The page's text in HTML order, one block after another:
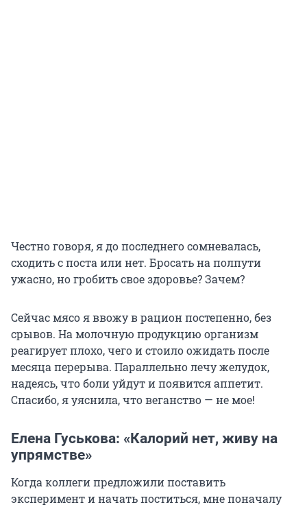
Честно говоря, я до последнего сомневалась,
сходить с поста или нет. Бросать на полпути
ужасно, но гробить свое здоровье? Зачем?
Сейчас мясо я ввожу в рацион постепенно, без
срывов. На молочную продукцию организм
реагирует плохо, чего и стоило ожидать после
месяца перерыва. Параллельно лечу желудок,
надеясь, что боли уйдут и появится аппетит.
Спасибо, я уяснила, что веганство — не мое!
Елена Гуськова: «Калорий нет, живу на
упрямстве»
Когда коллеги предложили поставить
эксперимент и начать поститься, мне поначалу